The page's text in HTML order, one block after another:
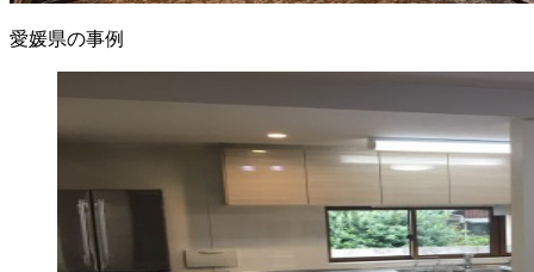
愛媛県の事例